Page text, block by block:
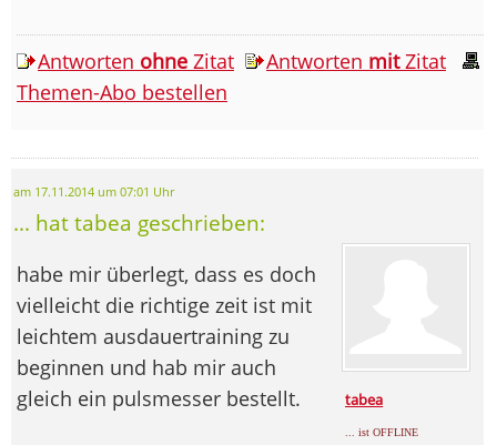
Antworten ohne Zitat Antworten mitZitat
Themen-Abo bestellen
am 17.11.2014 um 07:01 Uhr
... hat tabea geschrieben:
tabea
... ist OFFLINE
habe mir überlegt, dass es doch
vielleicht die richtige zeit ist mit
leichtem ausdauertraining zu
beginnen und hab mir auch
gleich ein pulsmesser bestellt.